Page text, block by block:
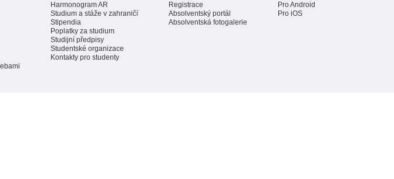
Harmonogram AR
Studium a stáže v zahraničí
Stipendia
Poplatky za studium
Studijní předpisy
Studentské organizace
Kontakty pro studenty
Registrace
Absolventský portál
Absolventská fotogalerie
Pro Android
Pro iOS